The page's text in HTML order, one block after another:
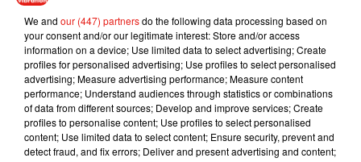
Musique
7 août 2026
Julien Lieb s’essaye à la vie de chatelain
dans son nouveau clip
We and our (447) partnersdo the following data processing based on
your consent and/or our legitimate interest: Store and/or access
information on a device; Use limited data to select advertising; Create
profiles for personalised advertising; Use profiles to select personalised
advertising; Measure advertising performance; Measure content
performance; Understand audiences through statistics or combinations
of data from different sources; Develop and improve services; Create
profiles to personalise content; Use profiles to select personalised
content; Use limited data to select content; Ensure security, prevent and
detect fraud, and fix errors; Deliver and present advertising and content;